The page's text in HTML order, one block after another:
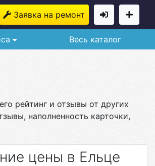
Заявка на ремонт
Весь каталог
рейтинг и отзывы от других
наполненность карточки,
цены в Ельце